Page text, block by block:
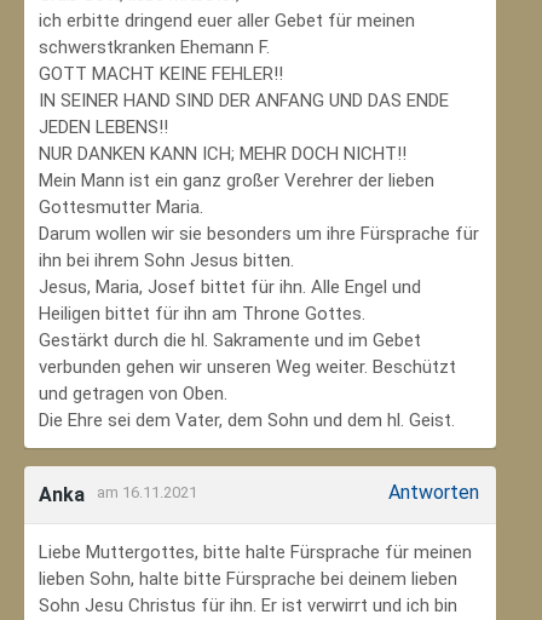
ich erbitte dringend euer aller Gebet für meinen
schwerstkranken Ehemann F.
GOTT MACHT KEINE FEHLER!!
IN SEINER HAND SIND DER ANFANG UND DAS ENDE
JEDEN LEBENS!!
NUR DANKEN KANN ICH; MEHR DOCH NICHT!!
Mein Mann ist ein ganz großer Verehrer der lieben
Gottesmutter Maria.
Darum wollen wir sie besonders um ihre Fürsprache für
ihn bei ihrem Sohn Jesus bitten.
Jesus, Maria, Josef bittet für ihn. Alle Engel und
Heiligen bittet für ihn am Throne Gottes.
Gestärkt durch die hl. Sakramente und im Gebet
verbunden gehen wir unseren Weg weiter. Beschützt
und getragen von Oben.
Die Ehre sei dem Vater, dem Sohn und dem hl. Geist.
Anka am 16.11.2021 Antworten
Liebe Muttergottes, bitte halte Fürsprache für meinen
lieben Sohn, halte bitte Fürsprache bei deinem lieben
Sohn Jesu Christus für ihn. Er ist verwirrt und ich bin